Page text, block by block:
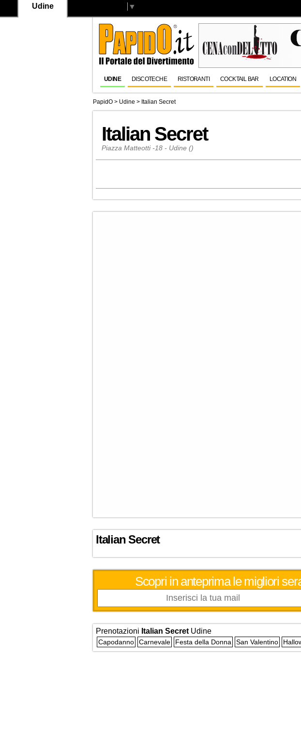
Udine ▼
UDINE DISCOTECHE RISTORANTI COCKTAIL BAR LOCATION
PapidO > Udine > Italian Secret
Italian Secret
Piazza Matteotti -18 - Udine ()
Italian Secret
Scopri in anteprima le migliori
Prenotazioni Italian Secret Udine
Capodanno Carnevale Festa della Donna San Valentino